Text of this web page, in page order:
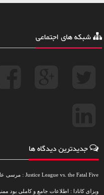
شبکه های اجتماعی
جدیدترین دیدگاه ها
Justice League vs. the Fatal Five : مرسی عالی بود استاد...
ویزای کانادا : اطلاعات جامع و کاملی بود